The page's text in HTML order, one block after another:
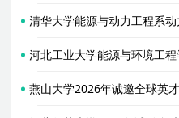
河北工业大学能源与环境工
燕山大学2026年诚邀全球英